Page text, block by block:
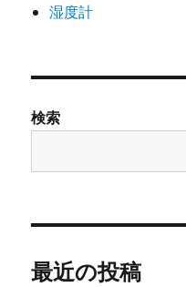
湿度計
検索
最近の投稿